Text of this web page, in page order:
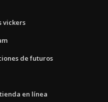
vickers
de futuros
en línea